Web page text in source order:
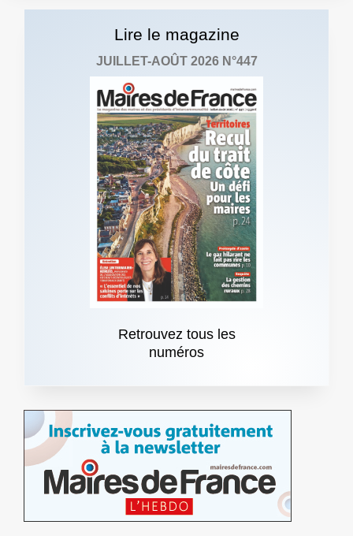
Lire le magazine
JUILLET-AOÛT 2026 N°447
Retrouvez tous les
numéros